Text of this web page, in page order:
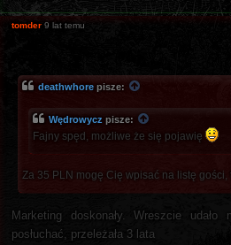
tomder 9 lat temu
deathwhore pisze:
Wędrowycz pisze:
Fajny spęd, możliwe że się pojawię
Za 35 PLN mogę Cię wpisać na listę
Marketing doskonały. Wreszcie
posłuchać, przeleżała 3 lata